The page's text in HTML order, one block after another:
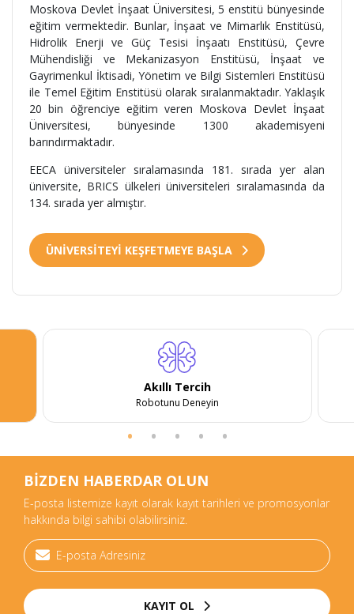
Moskova Devlet İnşaat Üniversitesi, 5 enstitü bünyesinde
eğitim vermektedir. Bunlar, İnşaat ve Mimarlık Enstitüsü,
Hidrolik Enerji ve Güç Tesisi İnşaatı Enstitüsü, Çevre
Mühendisliği ve Mekanizasyon Enstitüsü, İnşaat ve
Gayrimenkul İktisadi, Yönetim ve Bilgi Sistemleri Enstitüsü
ile Temel Eğitim Enstitüsü olarak sıralanmaktadır. Yaklaşık
20 bin öğrenciye eğitim veren Moskova Devlet İnşaat
Üniversitesi, bünyesinde 1300 akademisyeni
barındırmaktadır.
EECA üniversiteler sıralamasında 181. sırada yer alan
üniversite, BRICS ülkeleri üniversiteleri sıralamasında da
134. sırada yer almıştır.
ÜNİVERSİTEYİ KEŞFETMEYE BAŞLA
Akıllı Tercih
Robotunu Deneyin
BİZDEN HABERDAR OLUN
E-posta listemize kayıt olarak kayıt tarihleri ve promosyonlar
hakkında bilgi sahibi olabilirsiniz.
KAYIT OL